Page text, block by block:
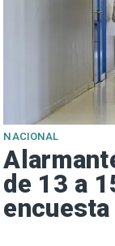
NACIONAL
de 13 a